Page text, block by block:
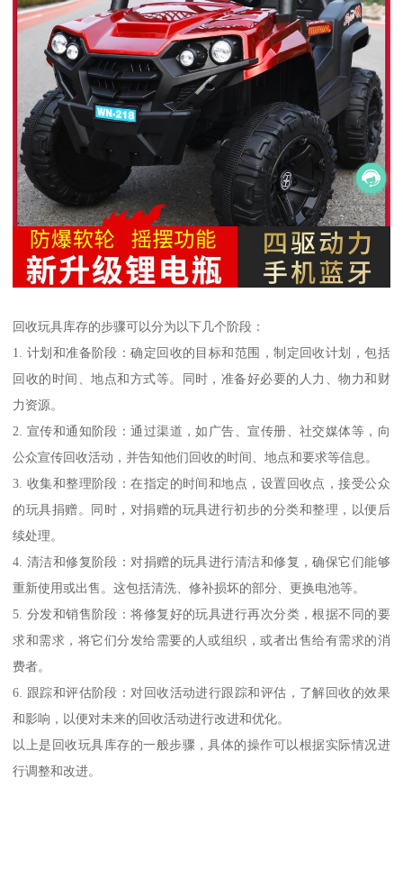
回收玩具库存的步骤可以分为以下几个阶段：
1. 计划和准备阶段：确定回收的目标和范围，制定回收计划，包括
回收的时间、地点和方式等。同时，准备好必要的人力、物力和财
力资源。
2. 宣传和通知阶段：通过渠道，如广告、宣传册、社交媒体等，向
公众宣传回收活动，并告知他们回收的时间、地点和要求等信息。
3. 收集和整理阶段：在指定的时间和地点，设置回收点，接受公众
的玩具捐赠。同时，对捐赠的玩具进行初步的分类和整理，以便后
续处理。
4. 清洁和修复阶段：对捐赠的玩具进行清洁和修复，确保它们能够
重新使用或出售。这包括清洗、修补损坏的部分、更换电池等。
5. 分发和销售阶段：将修复好的玩具进行再次分类，根据不同的要
求和需求，将它们分发给需要的人或组织，或者出售给有需求的消
费者。
6. 跟踪和评估阶段：对回收活动进行跟踪和评估，了解回收的效果
和影响，以便对未来的回收活动进行改进和优化。
以上是回收玩具库存的一般步骤，具体的操作可以根据实际情况进
行调整和改进。